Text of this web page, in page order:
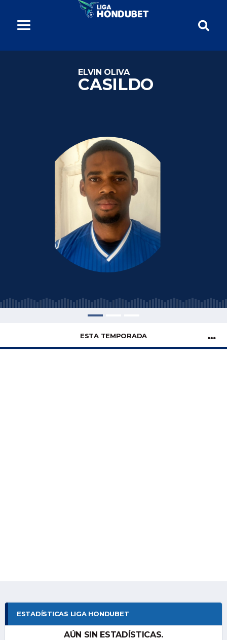
ELVIN OLIVA
CASILDO
ESTA TEMPORADA
ESTADÍSTICAS LIGA HONDUBET
AÚN SIN ESTADÍSTICAS.